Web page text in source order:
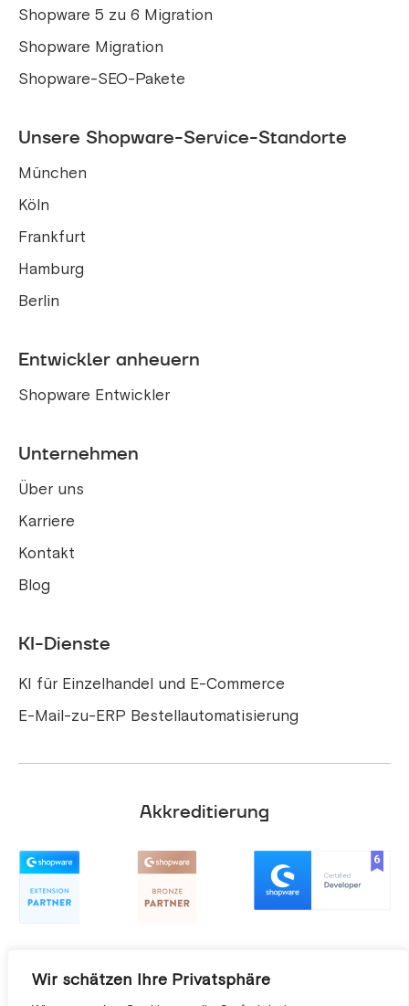
Wir schätzen Ihre Privatsphäre
Shopware 5 zu 6 Migration
Shopware Migration
Shopware-SEO-Pakete
Unsere Shopware-Service-Standorte
München
Köln
Frankfurt
Hamburg
Berlin
Entwickler anheuern
Shopware Entwickler
Unternehmen
Über uns
Karriere
Kontakt
Blog
KI-Dienste
KI für Einzelhandel und E-Commerce
E-Mail-zu-ERP Bestellautomatisierung
Akkreditierung